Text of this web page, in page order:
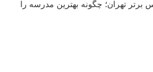
تهران؛ چگونه بهترین مدرسه را